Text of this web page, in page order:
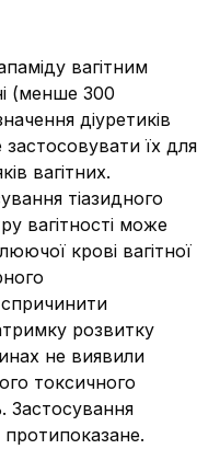
вагітним
(менше 300
діуретиків
застосовувати їх для
вагітних.
тіазидного
вагітності може
крові вагітної
розвитку
не виявили
токсичного
Застосування
протипоказане.